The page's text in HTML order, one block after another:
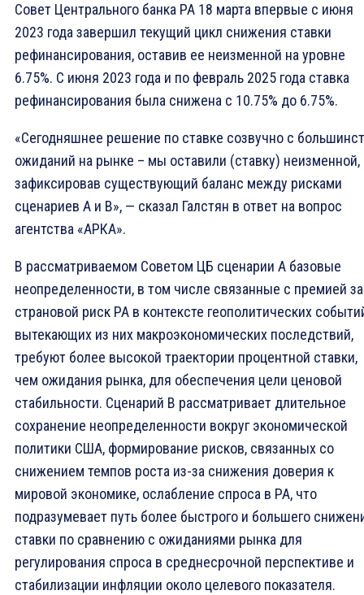
Совет Центрального банка РА 18 марта впервые с июня
2023 года завершил текущий цикл снижения ставки
рефинансирования, оставив ее неизменной на уровне
6.75%. С июня 2023 года и по февраль 2025 года ставка
рефинансирования была снижена с 10.75% до 6.75%.
«Сегодняшнее решение по ставке созвучно с
ожиданий на рынке – мы оставили (ставку) неизменной,
зафиксировав существующий баланс между рисками
сценариев А и В», — сказал Галстян в ответ на вопрос
агентства «АРКА».
В рассматриваемом Советом ЦБ сценарии A базовые
неопределенности, в том числе связанные с премией за
страновой риск РА в контексте геополитических
вытекающих из них макроэкономических последствий,
требуют более высокой траектории процентной ставки,
чем ожидания рынка, для обеспечения цели ценовой
стабильности. Сценарий В рассматривает длительное
сохранение неопределенности вокруг экономической
политики США, формирование рисков, связанных со
снижением темпов роста из-за снижения доверия к
мировой экономике, ослабление спроса в РА, что
подразумевает путь более быстрого и большего
ставки по сравнению с ожиданиями рынка для
регулирования спроса в среднесрочной перспективе и
стабилизации инфляции около целевого показателя.